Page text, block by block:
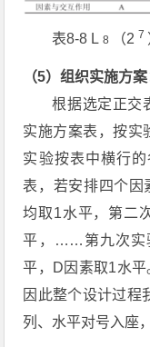
表8-8 L8 （2 7
（5）组织实施方案
根据选定正交
实施方案表，按实
实验按表中横行
表，若安排四个因
均取1水平，第二
平，……第九次实
平，D因素取1水平
因此整个设计过程
列、水平对号入座